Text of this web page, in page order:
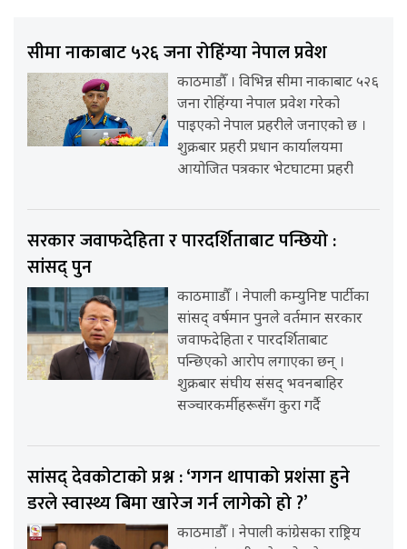
सीमा नाकाबाट ५२६ जना रोहिंग्या नेपाल प्रवेश
काठमाडौँ । विभिन्न सीमा नाकाबाट ५२६
जना रोहिंग्या नेपाल प्रवेश गरेको
पाइएको नेपाल प्रहरीले जनाएको छ ।
शुक्रबार प्रहरी प्रधान कार्यालयमा
आयोजित पत्रकार भेटघाटमा प्रहरी
सरकार जवाफदेहिता र पारदर्शिताबाट पन्छियो :
सांसद् पुन
काठमााडौँ । नेपाली कम्युनिष्ट पार्टीका
सांसद् वर्षमान पुनले वर्तमान सरकार
जवाफदेहिता र पारदर्शिताबाट
पन्छिएको आरोप लगाएका छन् ।
शुक्रबार संघीय संसद् भवनबाहिर
सञ्चारकर्मीहरूसँग कुरा गर्दै
सांसद् देवकोटाको प्रश्न : ‘गगन थापाको प्रशंसा हुने
डरले स्वास्थ्य बिमा खारेज गर्न लागेको हो ?’
काठमाडौँ । नेपाली कांग्रेसका राष्ट्रिय